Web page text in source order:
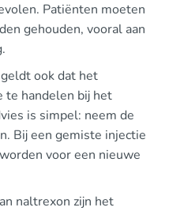
Patiënten moeten
gehouden, vooral aan
ook dat het
te handelen bij het
is simpel: neem de
Bij een gemiste injectie
voor een nieuwe
naltrexon zijn het